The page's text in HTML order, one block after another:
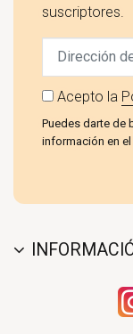
suscriptores.
Acepto la
Puedes darte de
información en el